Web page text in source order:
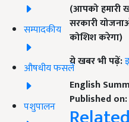
सम्पादकीय
औषधीय फसलें
पशुपालन
(आपको हमारी
सरकारी
कोशिश करेगा)
ये खबर भी पढ़ें:
English
Published on: